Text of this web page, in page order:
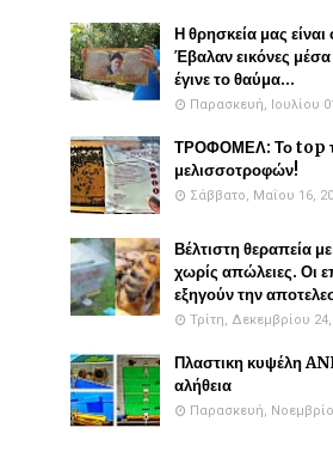
Η θρησκεία μας
Έβαλαν εικόνες μέσα
έγινε το θαύμα...
Παρασκευή, Ιουλίου
ΤΡΟΦΟΜΕΛ: Το top
μελισσοτροφών!
Σάββατο, Μαΐου 16,
Βέλτιστη θεραπεία
χωρίς απώλειες. Οι
εξηγούν την
Τρίτη, Δεκεμβρίου
Πλαστικη κυψέλη
αλήθεια
Παρασκευή,